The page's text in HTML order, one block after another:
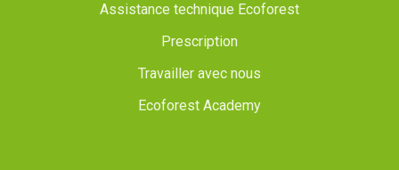
Assistance technique Ecoforest
Prescription
Travailler avec nous
Ecoforest Academy